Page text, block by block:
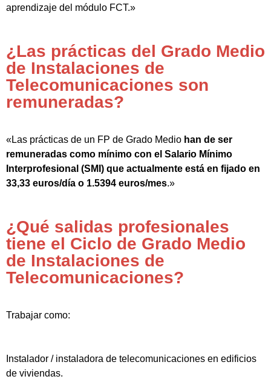
aprendizaje del módulo FCT.»
¿Las prácticas del Grado Medio
de Instalaciones de
Telecomunicaciones son
remuneradas?
«Las prácticas de un FP de Grado Medio han de ser
remuneradas como mínimo con el Salario Mínimo
Interprofesional (SMI) que actualmente está en fijado en
33,33 euros/día o 1.5394 euros/mes.»
¿Qué salidas profesionales
tiene el Ciclo de Grado Medio
de Instalaciones de
Telecomunicaciones?
Trabajar como:
Instalador / instaladora de telecomunicaciones en edificios
de viviendas.